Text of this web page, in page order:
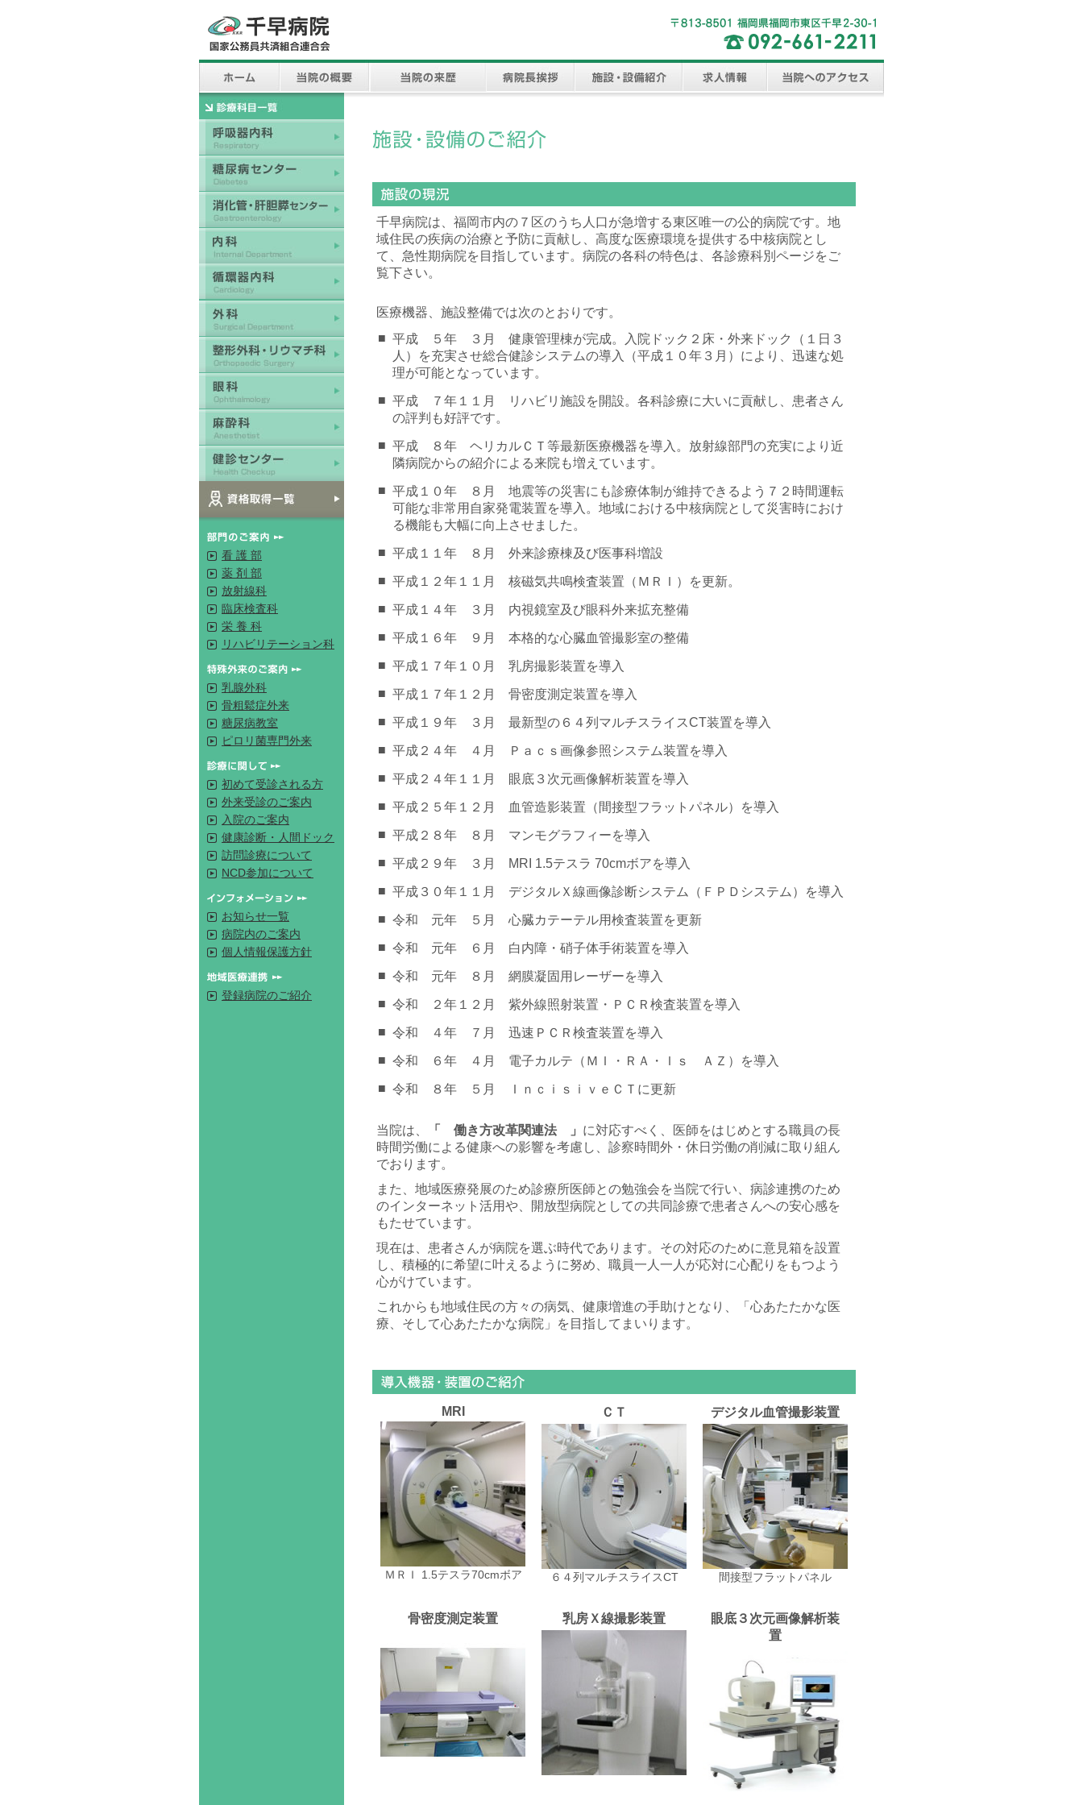
看 護 部
薬 剤 部
放射線科
臨床検査科
栄 養 科
リハビリテーション科
乳腺外科
骨粗鬆症外来
糖尿病教室
ピロリ菌専門外来
初めて受診される方
外来受診のご案内
入院のご案内
健康診断・人間ドック
訪問診療について
NCD参加について
お知らせ一覧
病院内のご案内
個人情報保護方針
登録病院のご紹介
千早病院は、福岡市内の７区のうち人口が急増する東区唯一の公的病院です。地
域住民の疾病の治療と予防に貢献し、高度な医療環境を提供する中核病院とし
て、急性期病院を目指しています。病院の各科の特色は、各診療科別ページをご
覧下さい。
医療機器、施設整備では次のとおりです。
■ 平成 ５年 ３月 健康管理棟が完成。入院ドック２床・外来ドック（１日３
人）を充実させ総合健診システムの導入（平成１０年３月）により、迅速な処
理が可能となっています。
■ 平成 ７年１１月 リハビリ施設を開設。各科診療に大いに貢献し、患者さん
の評判も好評です。
■ 平成 ８年 ヘリカルＣＴ等最新医療機器を導入。放射線部門の充実により近
隣病院からの紹介による来院も増えています。
■ 平成１０年 ８月 地震等の災害にも診療体制が維持できるよう７２時間運転
可能な非常用自家発電装置を導入。地域における中核病院として災害時におけ
る機能も大幅に向上させました。
■ 平成１１年 ８月 外来診療棟及び医事科増設
■ 平成１２年１１月 核磁気共鳴検査装置（ＭＲＩ）を更新。
■ 平成１４年 ３月 内視鏡室及び眼科外来拡充整備
■ 平成１６年 ９月 本格的な心臓血管撮影室の整備
■ 平成１７年１０月 乳房撮影装置を導入
■ 平成１７年１２月 骨密度測定装置を導入
■ 平成１９年 ３月 最新型の６４列マルチスライスCT装置を導入
■ 平成２４年 ４月 Ｐａｃｓ画像参照システム装置を導入
■ 平成２４年１１月 眼底３次元画像解析装置を導入
■ 平成２５年１２月 血管造影装置（間接型フラットパネル）を導入
■ 平成２８年 ８月 マンモグラフィーを導入
■ 平成２９年 ３月 MRI 1.5テスラ 70cmボアを導入
■ 平成３０年１１月 デジタルＸ線画像診断システム（ＦＰＤシステム）を導入
■ 令和 元年 ５月 心臓カテーテル用検査装置を更新
■ 令和 元年 ６月 白内障・硝子体手術装置を導入
■ 令和 元年 ８月 網膜凝固用レーザーを導入
■ 令和 ２年１２月 紫外線照射装置・ＰＣＲ検査装置を導入
■ 令和 ４年 ７月 迅速ＰＣＲ検査装置を導入
■ 令和 ６年 ４月 電子カルテ（ＭＩ・ＲＡ・Ｉｓ ＡＺ）を導入
■ 令和 ８年 ５月 ＩｎｃｉｓｉｖｅＣＴに更新
当院は、 「 働き方改革関連法 」 に対応すべく、医師をはじめとする職員の長
時間労働による健康への影響を考慮し、診察時間外・休日労働の削減に取り組ん
でおります。
また、地域医療発展のため診療所医師との勉強会を当院で行い、病診連携のため
のインターネット活用や、開放型病院としての共同診療で患者さんへの安心感を
もたせています。
現在は、患者さんが病院を選ぶ時代であります。その対応のために意見箱を設置
し、積極的に希望に叶えるように努め、職員一人一人が応対に心配りをもつよう
心がけています。
これからも地域住民の方々の病気、健康増進の手助けとなり、「心あたたかな医
療、そして心あたたかな病院」を目指してまいります。
MRI
ＭＲＩ 1.5テスラ70cmボア
ＣＴ
６４列マルチスライスCT
デジタル血管撮影装置
間接型フラットパネル
骨密度測定装置 乳房Ｘ線撮影装置
眼底３次元画像解析装
置